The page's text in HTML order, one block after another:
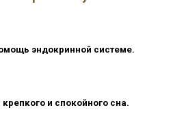
эндокринной системе.
и спокойного сна.